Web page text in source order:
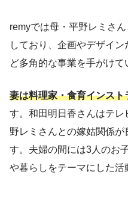
remyでは母・平野レミさ
しており、企画やデザイ
ど多角的な事業を手がけて
妻は料理家・食育インス
す。和田明日香さんはテ
野レミさんとの嫁姑関係が
す。夫婦の間には3人のお
や暮らしをテーマにした活